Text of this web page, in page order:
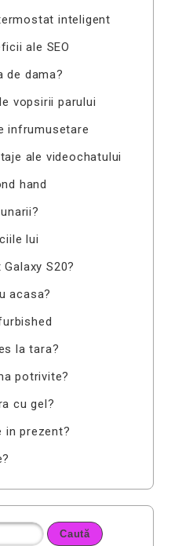
inteligent
ale SEO
de dama?
vopsirii parului
infrumusetare
ale videochatului
hand
lui
S20?
acasa?
la tara?
potrivite?
cu gel?
in prezent?